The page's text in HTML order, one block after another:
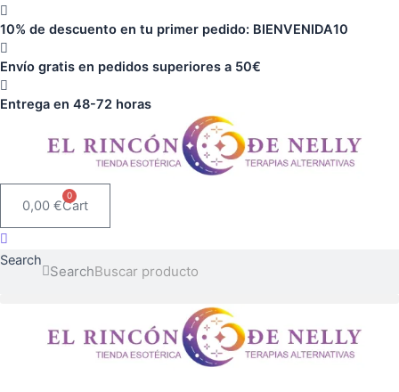
Ir
al
contenido
10% de descuento en tu primer pedido: BIENVENIDA10
Envío gratis en pedidos superiores a 50€
Entrega en 48-72 horas
0,00 €
0
Cart
Search
Search